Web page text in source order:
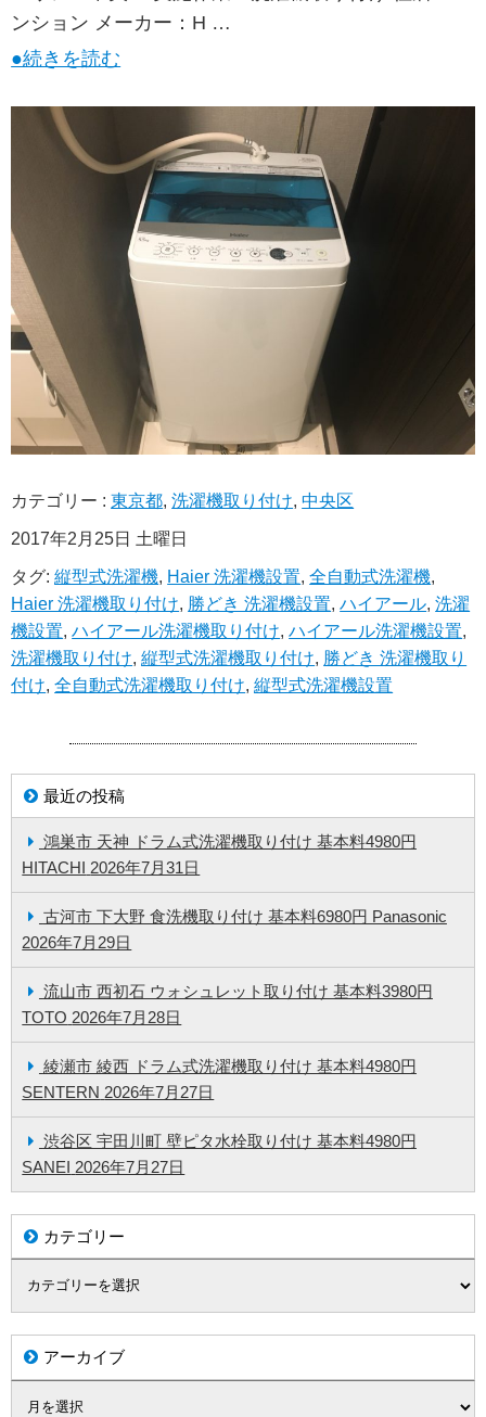
ンション メーカー：H …
●続きを読む
カテゴリー :東京都,洗濯機取り付け,中央区
2017年2月25日 土曜日
タグ:縦型式洗濯機, Haier 洗濯機設置,全自動式洗濯機,
Haier 洗濯機取り付け, 勝どき 洗濯機設置,ハイアール,洗濯
機設置,ハイアール洗濯機取り付け,ハイアール洗濯機設置,
洗濯機取り付け,縦型式洗濯機取り付け, 勝どき 洗濯機取り
付け,全自動式洗濯機取り付け,縦型式洗濯機設置
最近の投稿
鴻巣市 天神 ドラム式洗濯機取り付け 基本料4980円
HITACHI 2026年7月31日
古河市 下大野 食洗機取り付け 基本料6980円 Panasonic
2026年7月29日
流山市 西初石 ウォシュレット取り付け 基本料3980円
TOTO 2026年7月28日
綾瀬市 綾西 ドラム式洗濯機取り付け 基本料4980円
SENTERN 2026年7月27日
渋谷区 宇田川町 壁ピタ水栓取り付け 基本料4980円
SANEI 2026年7月27日
カテゴリー
アーカイブ